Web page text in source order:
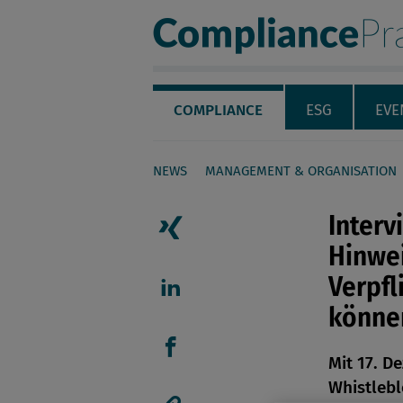
Compliance
Servicenavigation
Navigation
COMPLIANCE ESG
NEWS MANAGEMENT & ORGANISATION
Seiteninhalt
Artikel auf Xing teilen
Artikel auf linkedIn
Artikel auf Facebook
Mit 17.